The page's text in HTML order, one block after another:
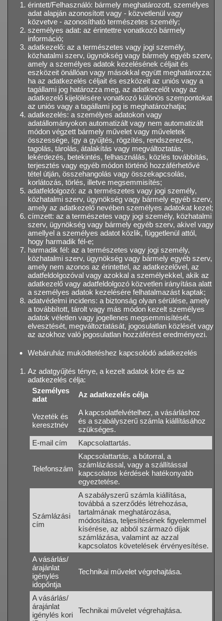
érintett/Felhasználó: bármely meghatározott, személyes
adat alapján azonosított vagy - közvetlenül vagy
közvetve - azonosítható természetes személy;
személyes adat: az érintettre vonatkozó bármely
információ;
adatkezelő: az a természetes vagy jogi személy,
közhatalmi szerv, ügynökség vagy bármely egyéb szerv,
amely a személyes adatok kezelésének céljait és
eszközeit önállóan vagy másokkal együtt meghatározza;
ha az adatkezelés céljait és eszközeit az uniós vagy a
tagállami jog határozza meg, az adatkezelőt vagy az
adatkezelő kijelölésére vonatkozó különös szempontokat
az uniós vagy a tagállami jog is meghatározhatja;
adatkezelés: a személyes adatokon vagy
adatállományokon automatizált vagy nem automatizált
módon végzett bármely művelet vagy műveletek
összessége, így a gyűjtés, rögzítés, rendszerezés,
tagolás, tárolás, átalakítás vagy megváltoztatás,
lekérdezés, betekintés, felhasználás, közlés továbbítás,
terjesztés vagy egyéb módon történő hozzáférhetővé
tétel útján, összehangolás vagy összekapcsolás,
korlátozás, törlés, illetve megsemmisítés;
adatfeldolgozó: az a természetes vagy jogi személy,
közhatalmi szerv, ügynökség vagy bármely egyéb szerv,
amely az adatkezelő nevében személyes adatokat kezel;
címzett: az a természetes vagy jogi személy, közhatalmi
szerv, ügynökség vagy bármely egyéb szerv, akivel vagy
amellyel a személyes adatot közlik, függetlenül attól,
hogy harmadik fél-e;
harmadik fél: az a természetes vagy jogi személy,
közhatalmi szerv, ügynökség vagy bármely egyéb szerv,
amely nem azonos az érintettel, az adatkezelővel, az
adatfeldolgozóval vagy azokkal a személyekkel, akik az
adatkezelő vagy adatfeldolgozó közvetlen irányítása alatt
a személyes adatok kezelésére felhatalmazást kaptak;
adatvédelmi incidens: a biztonság olyan sérülése, amely
a továbbított, tárolt vagy más módon kezelt személyes
adatok véletlen vagy jogellenes megsemmisítését,
elvesztését, megváltoztatását, jogosulatlan közlését vagy
az azokhoz való jogosulatlan hozzáférést eredményezi.
Webáruház muködtetéshez kapcsolódó adatkezelés
Az adatgyűjtés ténye, a kezelt adatok köre és az
adatkezelés célja:
Személyes
adat
Az adatkezelés célja
Vezeték és
keresztnév
A kapcsolatfelvételhez, a vásárláshoz
és a szabályszerű számla kiállításához
szükséges.
E-mail cím
Kapcsolattartás.
Telefonszám
Kapcsolattartás, a bútorral, a
számlázással, vagy a szállítással
kapcsolatos kérdések hatékonyabb
egyeztetése.
Számlázási
cím
A szabályszerű számla kiállítása,
továbbá a szerződés létrehozása,
tartalmának meghatározása,
módosítása, teljesítésének figyelemmel
kísérése, az abból származó díjak
számlázása, valamint az azzal
kapcsolatos követelések érvényesítése.
A vásárlás/
árajánlat
igénylés
idopőntja
Technikai művelet végrehajtása.
A vásárlás/
árajánlat
igénylés kori
Technikai művelet végrehajtása.